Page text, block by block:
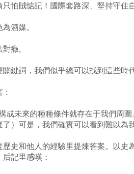
怕賊惦記！國際套路深、堅持守住
酒媒。
癥。
詞，我們似乎總可以找到這些時
未來的種種條件就存在于我們周圍
）可是，我們確實可以看到難以
和他人的經驗里提煉答案。以史
記里感嘆：